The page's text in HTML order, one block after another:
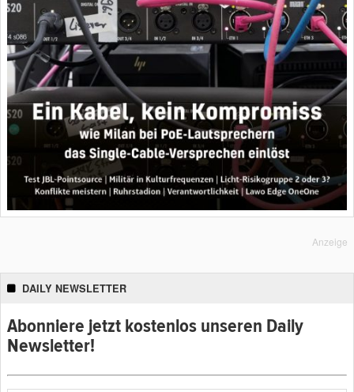
Anzeige
DAILY NEWSLETTER
Abonniere jetzt kostenlos unseren Daily
Newsletter!